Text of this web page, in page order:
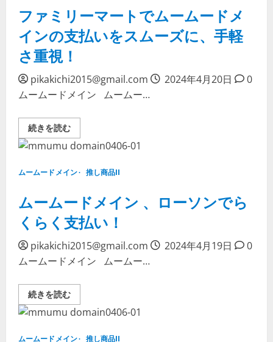
い
て
詳
し
く
読
む
ム
ー
ム
ー
ド
メ
イ
支
払
い、
と
手
軽
に、
と
安
て
に
つ
い
て
詳
し
く
む
ファミリーマートでムームードメ
インの支払いをスムーズに、手軽
さ重視！
pikakichi2015@gmail.com 2024年4月20日
0
ムームードメイン ムームー…
続きを読むフ
ァ
ミ
リ
マ
ー
ム
ー
ム
ー
メ
イ
ン
い
を
ス
ムームードメイン 推し商品II
ムームードメイン 、ローソンでら
くらく支払い！
pikakichi2015@gmail.com 2024年4月19日
0
ムームードメイン ムームー…
続きを読むム
ー
ム
ー
メ
ムームードメイン 推し商品II